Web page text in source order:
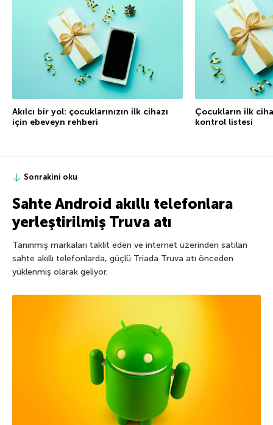
Akılcı bir yol: çocuklarınızın ilk cihazı
için ebeveyn rehberi
Çocukların ilk
kontrol listesi
Sonrakini oku
Sahte Android akıllı telefonlara
yerleştirilmiş Truva atı
Tanınmış markaları taklit eden ve internet üzerinden satılan
sahte akıllı telefonlarda, güçlü Triada Truva atı önceden
yüklenmiş olarak geliyor.